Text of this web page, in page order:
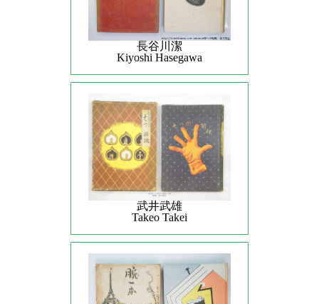
長谷川潔
Kiyoshi Hasegawa
武井武雄
Takeo Takei